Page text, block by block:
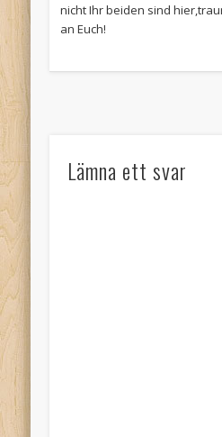
nicht Ihr beiden sind
an Euch!
Lämna ett svar